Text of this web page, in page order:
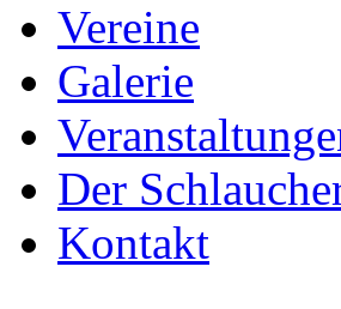
Vereine
Galerie
Der
Kontakt